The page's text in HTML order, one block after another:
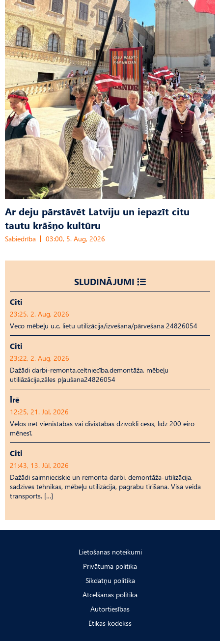
Ar deju pārstāvēt Latviju un iepazīt citu
tautu krāšņo kultūru
Sabiedrība 03:00, 5. Aug, 2026
SLUDINĀJUMI
Citi
23:25, 2. Aug, 2026
Veco mēbeļu u.c. lietu utilizācija/izvešana/pārvešana 24826054
Citi
23:22, 2. Aug, 2026
Dažādi darbi-remonta,celtniecība,demontāža, mēbeļu
utiliāzācija,zāles pļaušana24826054
Īrē
12:25, 21. Jūl, 2026
Vēlos īrēt vienistabas vai divistabas dzīvokli cēsīs, līdz 200 eiro
mēnesī.
Citi
21:43, 13. Jūl, 2026
Dažādi saimnieciskie un remonta darbi, demontāža-utilizācija,
sadzīves tehnikas, mēbeļu utilizācija, pagrabu tīrīšana. Visa veida
transports. […]
Lietošanas noteikumi
Privātuma politika
Sīkdatņu politika
Atcelšanas politika
Autortiesības
Ētikas kodekss